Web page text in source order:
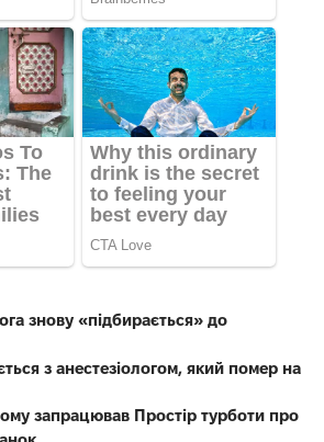
знову «підбирається» до
з анестезіологом, який помер на
запрацював Простір турботи про